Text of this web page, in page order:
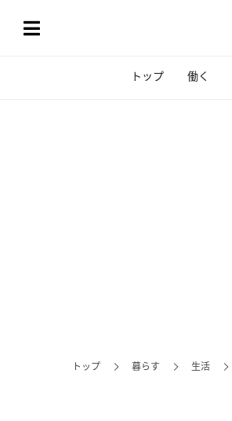
トップ 働く
トップ 暮らす 生活